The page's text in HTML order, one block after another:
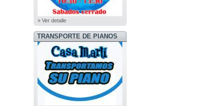
» Ver detalle
TRANSPORTE DE PIANOS